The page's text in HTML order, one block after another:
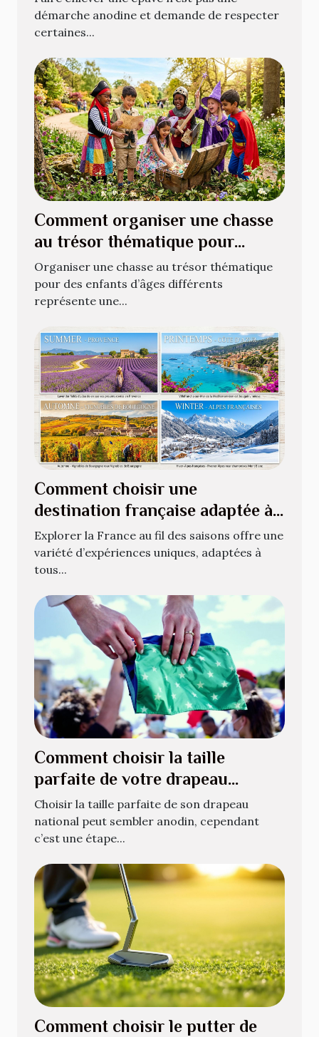
démarche anodine et demande de respecter
certaines...
Comment organiser une chasse
au trésor thématique pour
enfants de différents âges ?
Organiser une chasse au trésor thématique
pour des enfants d’âges différents
représente une...
Comment choisir une
destination française adaptée à
chaque saison ?
Explorer la France au fil des saisons offre une
variété d’expériences uniques, adaptées à
tous...
Comment choisir la taille
parfaite de votre drapeau
national ?
Choisir la taille parfaite de son drapeau
national peut sembler anodin, cependant
c’est une étape...
Comment choisir le putter de